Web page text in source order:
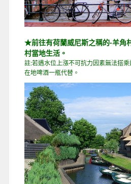
★前往有荷蘭威尼斯之稱的-羊角
村當地生活。
註:若遇水位上漲不可抗力因素無法搭
在地啤酒一瓶代替。